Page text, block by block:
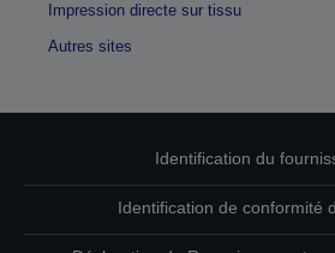
Impression directe sur tissu
Autres sites
Identification du
Identification de conformité